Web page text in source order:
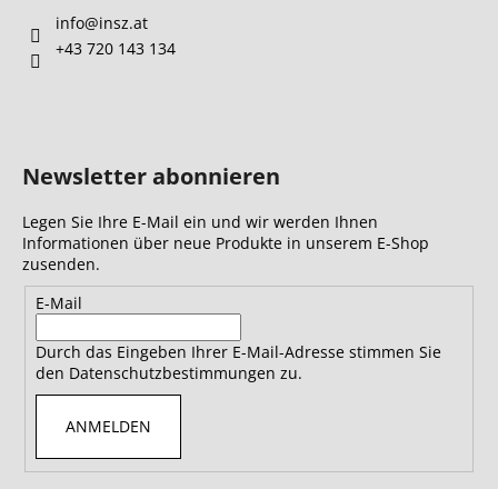
info@insz.at
+43 720 143 134
Newsletter abonnieren
Legen Sie Ihre E-Mail ein und wir werden Ihnen
Informationen über neue Produkte in unserem E-Shop
zusenden.
E-Mail
Durch das Eingeben Ihrer E-Mail-Adresse stimmen Sie
den Datenschutzbestimmungen zu.
ANMELDEN